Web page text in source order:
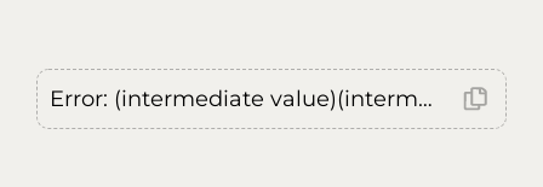
Error: (intermediate value)(intermediate value)(intermediate value).replaceAll is not a function